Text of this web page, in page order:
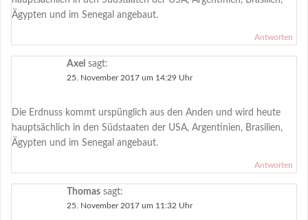
Ägypten und im Senegal angebaut.
Antworten
Axel sagt:
25. November 2017 um 14:29 Uhr
Die Erdnuss kommt urspünglich aus den Anden und wird heute
hauptsächlich in den Südstaaten der USA, Argentinien, Brasilien,
Ägypten und im Senegal angebaut.
Antworten
Thomas sagt:
25. November 2017 um 11:32 Uhr